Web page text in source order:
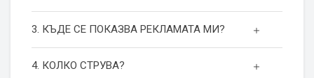
3. КЪДЕ СЕ ПОКАЗВА РЕКЛАМАТА МИ?
4. КОЛКО СТРУВА?